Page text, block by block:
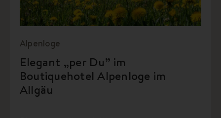
Alpenloge
Elegant „per Du” im
Boutiquehotel Alpenloge im
Allgäu